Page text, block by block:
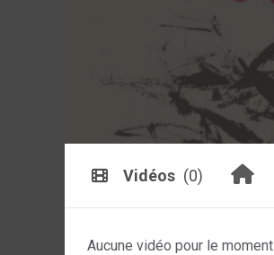
Vidéos (0)
Aucune vidéo pour le moment